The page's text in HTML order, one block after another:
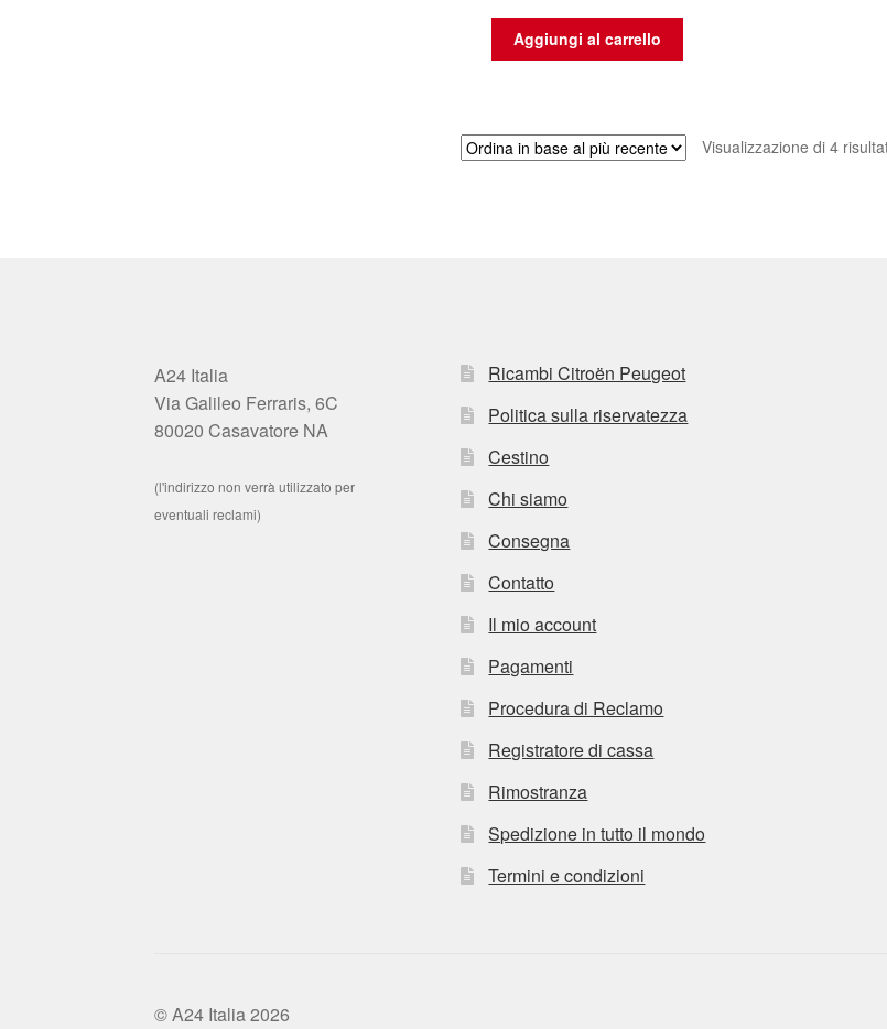
Aggiungi al carrello
Visualizzazione di 4
A24 Italia
Via Galileo Ferraris, 6C
80020 Casavatore NA
(l'indirizzo non verrà utilizzato per
eventuali reclami)
Ricambi Citroën Peugeot
Politica sulla riservatezza
Cestino
Chi siamo
Consegna
Contatto
Il mio account
Pagamenti
Procedura di Reclamo
Registratore di cassa
Rimostranza
Spedizione in tutto il mondo
Termini e condizioni
© A24 Italia 2026